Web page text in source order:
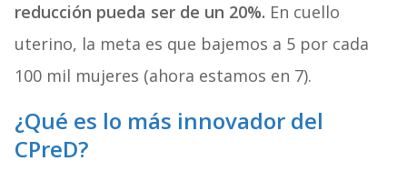
reducción pueda ser de un 20%. En cuello
uterino, la meta es que bajemos a 5 por cada
100 mil mujeres (ahora estamos en 7).
¿Qué es lo más innovador del
CPreD?